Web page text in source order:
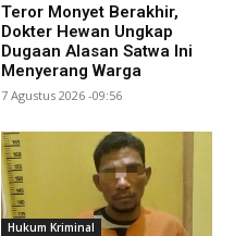
Teror Monyet Berakhir,
Dokter Hewan Ungkap
Dugaan Alasan Satwa Ini
Menyerang Warga
7 Agustus 2026 -09:56
Hukum Kriminal